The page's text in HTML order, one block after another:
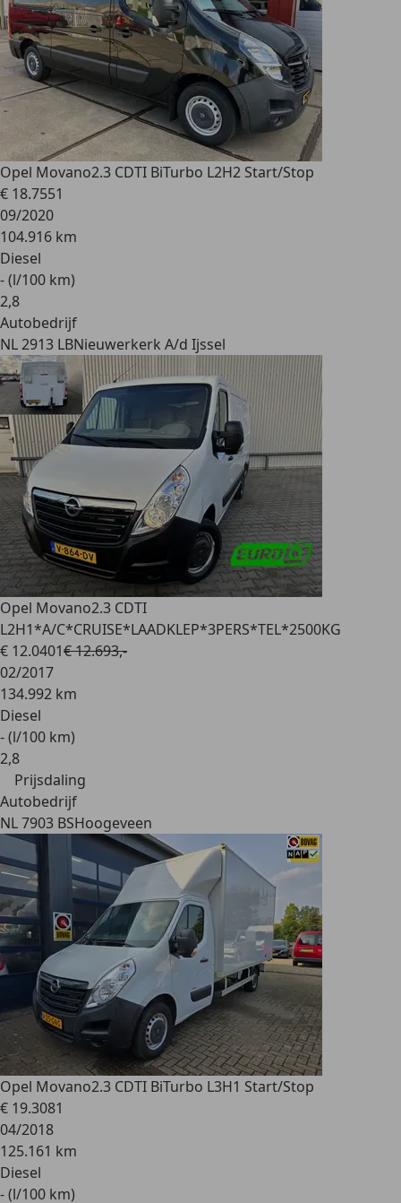
Opel Movano2.3 CDTI BiTurbo L2H2 Start/Stop
€ 18.7551
09/2020
104.916 km
Diesel
- (l/100 km)
2,8
Autobedrijf
NL 2913 LBNieuwerkerk A/d Ijssel
Opel Movano2.3 CDTI
L2H1*A/C*CRUISE*LAADKLEP*3PERS*TEL*2500KG
€ 12.0401€ 12.693,-
02/2017
134.992 km
Diesel
- (l/100 km)
2,8
Prijsdaling
Autobedrijf
NL 7903 BSHoogeveen
Opel Movano2.3 CDTI BiTurbo L3H1 Start/Stop
€ 19.3081
04/2018
125.161 km
Diesel
- (l/100 km)